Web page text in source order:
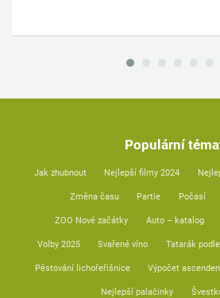
Populární
Jak zhubnout Nejlepší filmy 2024
Změna času Partie Počasí
ZOO Nové začátky Auto – katalog
Volby 2025 Svařené víno Tatarák
Pěstování lichořeřišnice Výpočet
Nejlepší palačinky